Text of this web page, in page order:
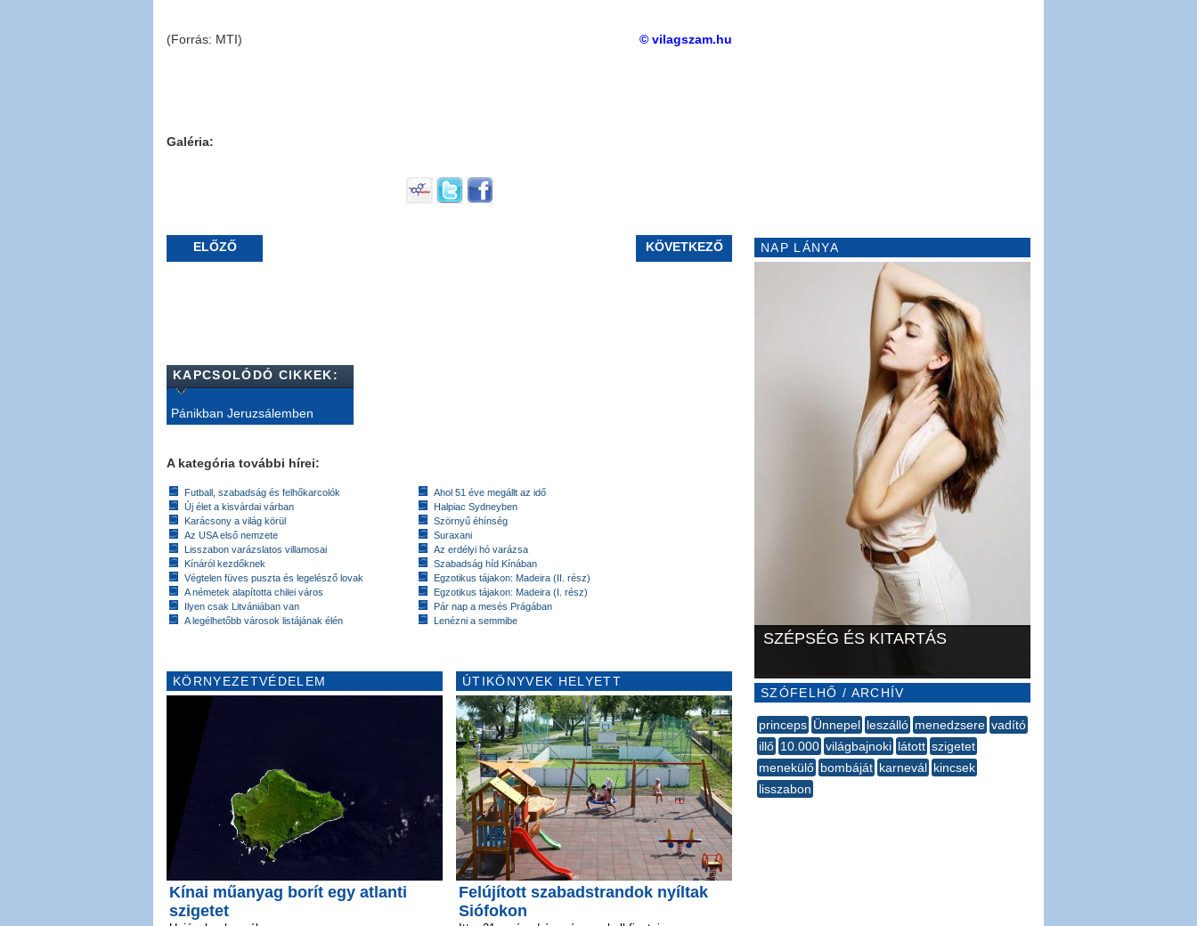
© vilagszam.hu
(Forrás: MTI)
Galéria:
ELŐZŐ KÖVETKEZŐ
KAPCSOLÓDÓ CIKKEK:
Pánikban Jeruzsálemben
A kategória további hírei:
Futball, szabadság és felhőkarcolók
Új élet a kisvárdai várban
Karácsony a világ körül
Az USA első nemzete
Lisszabon varázslatos villamosai
Kínáról kezdőknek
Végtelen füves puszta és legelésző lovak
A németek alapította chilei város
Ilyen csak Litvániában van
A legélhetőbb városok listájának élén
Ahol 51 éve megállt az idő
Halpiac Sydneyben
Szörnyű éhínség
Suraxani
Az erdélyi hó varázsa
Szabadság híd Kínában
Egzotikus tájakon: Madeira (II. rész)
Egzotikus tájakon: Madeira (I. rész)
Pár nap a mesés Prágában
Lenézni a semmibe
KÖRNYEZETVÉDELEM
Kínai műanyag borít egy atlanti
szigetet
ÚTIKÖNYVEK HELYETT
Felújított szabadstrandok nyíltak
Siófokon
NAP LÁNYA
SZÉPSÉG ÉS KITARTÁS
SZÓFELHŐ / ARCHÍV
princeps Ünnepel leszálló menedzsere vadító
illő 10.000 világbajnoki látott szigetet
menekülő bombáját karnevál kincsek
lisszabon